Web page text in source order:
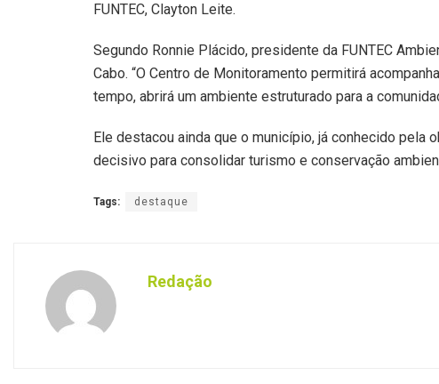
FUNTEC, Clayton Leite.
Segundo Ronnie Plácido, presidente da FUNTEC
Cabo. “O Centro de Monitoramento permitirá
tempo, abrirá um ambiente estruturado para a
Ele destacou ainda que o município, já conhecido pela
decisivo para consolidar turismo e conservação
Tags: destaque
Redação